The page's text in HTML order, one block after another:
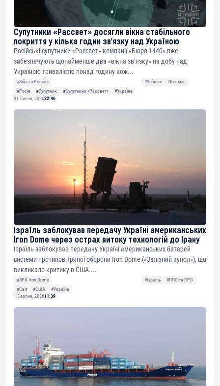
Супутники «Рассвет» досягли вікна стабільного
покриття у кілька годин зв’язку над Україною
Російські супутники «Рассвет» компанії «Бюро 1440» вже
забезпечують щонайменше два «вікна зв’язку» на добу над
Україною тривалістю понад годину кож...
#Війна з Росією #Звʼязок
#Космос
#Росія
#Супутник #Супутники «Рассвет»
#Україна
31 Липня, 202622:46
Ізраїль заблокував передачу Україні американських
Iron Dome через острах витоку технологій до Ірану
Ізраїль заблокував передачу Україні американських батарей
системи протиповітряної оборони Iron Dome («Залізний купол»), що
викликало критику в США....
#ЗРК Iron Dome #Ізраїль
#ППО та ПРО
#Світ
#США
#Україна
1 Серпня, 202611:39